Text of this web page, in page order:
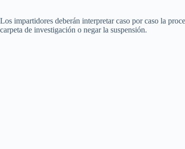
Los impartidores deberán interpretar caso por caso la
carpeta de investigación o negar la suspensión.